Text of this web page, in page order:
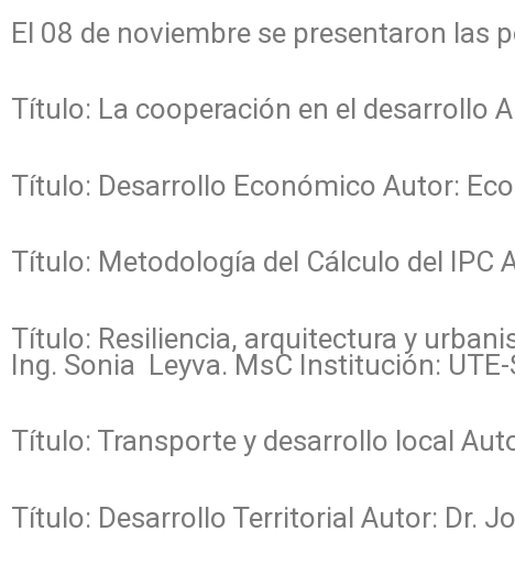
El 08 de noviembre se presentaron las
Título: La cooperación en el desarrollo
Título: Desarrollo Económico Autor:
Título: Metodología del Cálculo del IPC
Título: Resiliencia, arquitectura y
Ing. Sonia Leyva. MsC Institución: UTE-
Título: Transporte y desarrollo local
Título: Desarrollo Territorial Autor: Dr.